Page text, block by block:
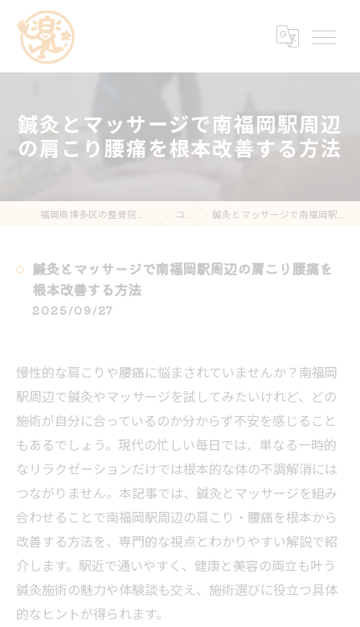
鍼灸とマッサージで南福岡駅周辺
の肩こり腰痛を根本改善する方法
コラム 鍼灸とマッサージで南福岡駅周辺の肩こり腰痛を根本改善する方法
鍼灸とマッサージで南福岡駅周辺の肩こり腰痛を
根本改善する方法
2025/09/27
慢性的な肩こりや腰痛に悩まされていませんか？南福岡
駅周辺で鍼灸やマッサージを試してみたいけれど、どの
施術が自分に合っているのか分からず不安を感じること
もあるでしょう。現代の忙しい毎日では、単なる一時的
なリラクゼーションだけでは根本的な体の不調解消には
つながりません。本記事では、鍼灸とマッサージを組み
合わせることで南福岡駅周辺の肩こり・腰痛を根本から
改善する方法を、専門的な視点とわかりやすい解説で紹
介します。駅近で通いやすく、健康と美容の両立も叶う
鍼灸施術の魅力や体験談も交え、施術選びに役立つ具体
的なヒントが得られます。